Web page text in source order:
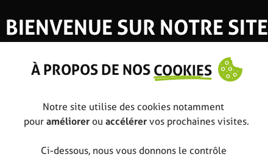
BIENVENUE SUR NOTRE SITE
À PROPOS DE NOS COOKIES
Notre site utilise des cookies notamment
pour améliorer ou accélérer vos prochaines visites.
Ci-dessous, nous vous donnons le contrôle